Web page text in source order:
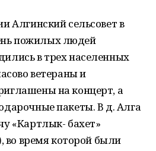
Алгинский сельсовет в
пожилых людей
в трех населенных
ветераны и
на концерт, а
пакеты. В д. Алга
«Картлык- бахет»
во время которой были